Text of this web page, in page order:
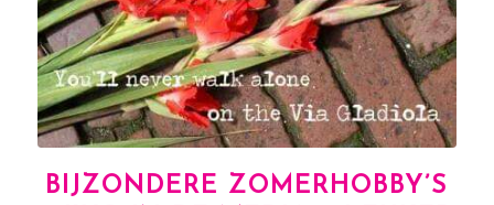
BIJZONDERE ZOMERHOBBY’S